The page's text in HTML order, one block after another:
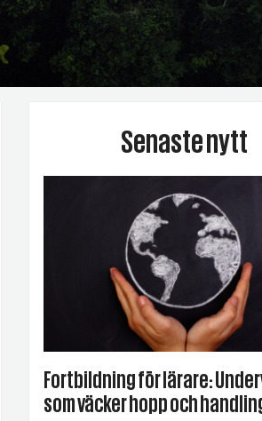
Senaste nytt
Fortbildning för lärare:
som väcker hopp och